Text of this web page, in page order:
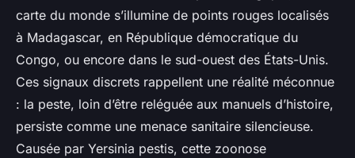
ses dangers
Élisée•03/07/2026 08:05• 10 min de lecture
carte du monde s’illumine de points rouges localisés
à Madagascar, en République démocratique du
Congo, ou encore dans le sud-ouest des États-Unis.
Ces signaux discrets rappellent une réalité méconnue
: la peste, loin d’être reléguée aux manuels d’histoire,
persiste comme une menace sanitaire silencieuse.
Causée par Yersinia pestis, cette zoonose